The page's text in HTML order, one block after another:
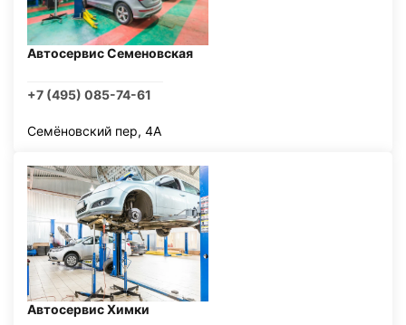
Автосервис Семеновская
+7 (495) 085-74-61
Семёновский пер, 4А
Автосервис Химки